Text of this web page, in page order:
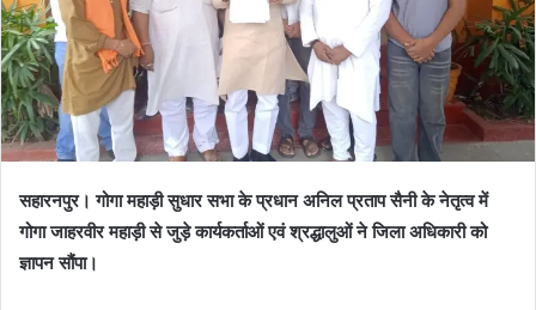
सहारनपुर। गोगा महाड़ी सुधार सभा के प्रधान अनिल प्रताप सैनी के नेतृत्व में
गोगा जाहरवीर महाड़ी से जुड़े कार्यकर्ताओं एवं श्रद्धालुओं ने जिला अधिकारी को
ज्ञापन सौंपा।